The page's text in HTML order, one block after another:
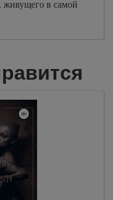
живущего в самой